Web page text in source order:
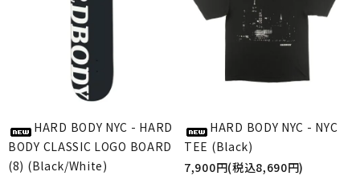
HARD BODY NYC - HARD
BODY CLASSIC LOGO BOARD
(8) (Black/White)
HARD BODY NYC - NYC
TEE (Black)
7,900円(税込8,690円)